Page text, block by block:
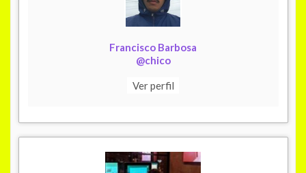
Francisco Barbosa
@chico
Ver perfil